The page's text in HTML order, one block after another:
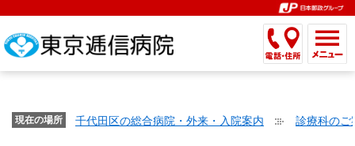
が
ー
ジ
内
メ
こ
こ
こ
こ
ま
ッ
こ
か
イ
こ
こ
ま
イ
こ
こ
か
通
こ
こ
ま
共
通現在の場所 千代田区の総合病院・外来・入院案内 診療科のご